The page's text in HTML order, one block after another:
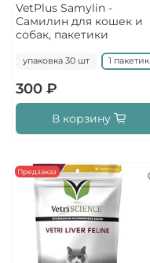
VetPlus Samylin -
Самилин для кошек и
собак, пакетики
упаковка 30 шт 1 пакетик
300 ₽
В корзину
Предзаказ